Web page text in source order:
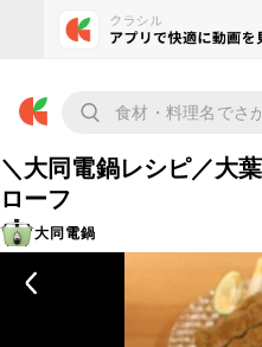
＼大同電鍋レシピ／大
ローフ
大同電鍋